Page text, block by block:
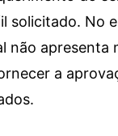
solicitado. No
não apresenta
a